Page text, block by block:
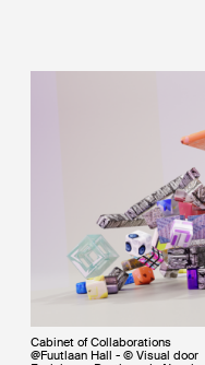
Cabinet of Collaborations
@Fuutlaan Hall - © Visual door